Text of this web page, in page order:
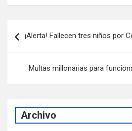
de
¡Alerta! Fallecen tres niños por
Multas millonarias para
Archivo